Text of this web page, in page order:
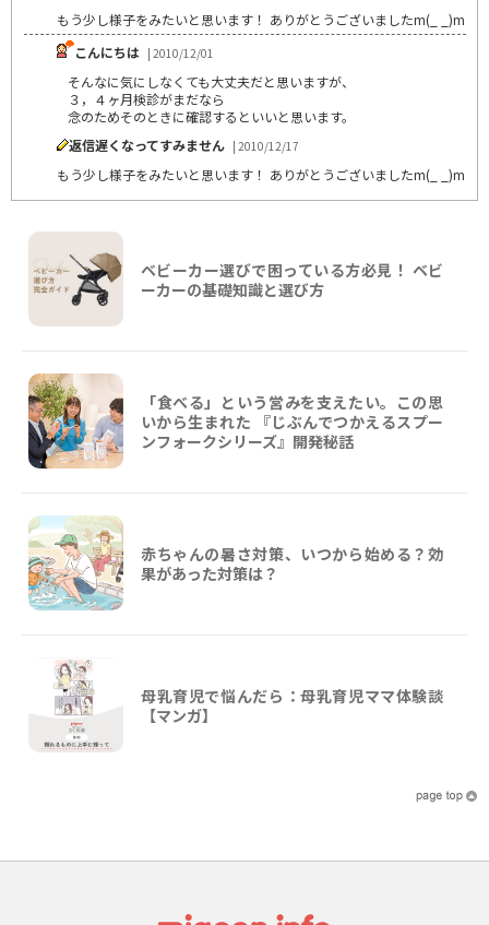
もう少し様子をみたいと思います！ ありがとうございましたm(_ _)m
こんにちは | 2010/12/01
そんなに気にしなくても大丈夫だと思いますが、
３，４ヶ月検診がまだなら
念のためそのときに確認するといいと思います。
返信遅くなってすみません | 2010/12/17
もう少し様子をみたいと思います！ ありがとうございましたm(_ _)m
ベビーカー選びで困っている方必見！ ベビ
ーカーの基礎知識と選び方
「食べる」という営みを支えたい。この思
いから生まれた 『じぶんでつかえるスプー
ンフォークシリーズ』開発秘話
赤ちゃんの暑さ対策、いつから始める？効
果があった対策は？
母乳育児で悩んだら：母乳育児ママ体験談
【マンガ】